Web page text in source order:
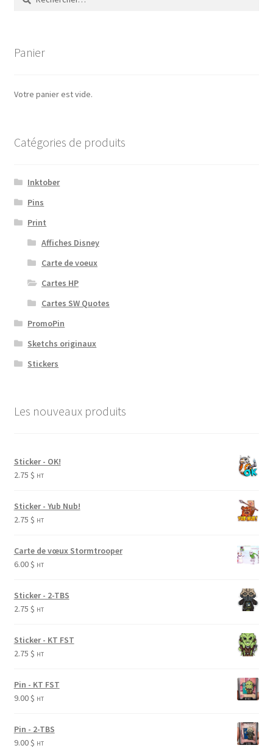
Panier
Votre panier est vide.
Catégories de produits
Inktober
Pins
Print
Affiches Disney
Carte de voeux
Cartes HP
Cartes SW Quotes
PromoPin
Sketchs originaux
Stickers
Les nouveaux produits
Sticker - OK!
2.75 $ HT
Sticker - Yub Nub!
2.75 $ HT
Carte de vœux Stormtrooper
6.00$ HT
Sticker - 2-TBS
2.75 $ HT
Sticker - KT FST
2.75 $ HT
Pin - KT FST
9.00$ HT
Pin - 2-TBS
9.00$ HT